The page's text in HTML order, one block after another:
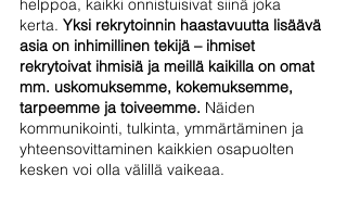
helppoa, kaikki onnistuisivat siinä joka
kerta. Yksi rekrytoinnin haastavuutta lisäävä
asia on inhimillinen tekijä – ihmiset
rekrytoivat ihmisiä ja meillä kaikilla on omat
mm. uskomuksemme, kokemuksemme,
tarpeemme ja toiveemme. Näiden
kommunikointi, tulkinta, ymmärtäminen ja
yhteensovittaminen kaikkien osapuolten
kesken voi olla välillä vaikeaa.